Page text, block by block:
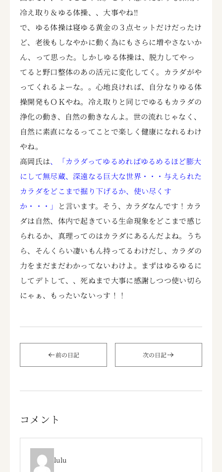
冷え取り＆ゆる体操、、大事やね!!
で、ゆる体操は寝ゆる黄金の３点セットだけだったけ
ど、老後もしなやかに動く為にもさらに増やさないか
ん、って思った。しかしゆる体操は、脱力してやっ
てると野口整体のあの活元に変化してく。カラダがや
ってくれるよーな。。心地良ければ、自分なりゆる体
操開発もＯＫやね。冷え取りと同じでゆるもカラダの
浄化の動き、自然の動きなんよ。世の流れじゃなく、
自然に素直になるってことで楽しく健康になれるわけ
やね。
高岡氏は、「カラダってゆるめればゆるめるほど膨大
にして無尽蔵、深遠なる巨大な世界・・・与えられた
カラダをどこまで掘り下げるか、使い尽くす
か・・・」
と言います。そう、カラダなんです！カラ
ダは自然、体内で起きている生命現象をどこまで感じ
られるか、真理ってのはカラダにあるんだよね。うち
ら、そんくらい凄いもん持ってるわけだし、カラダの
力をまだまだわかってないわけよ。まずはゆるゆるに
してデトして、、死ぬまで大事に感謝しつつ使い切ら
にゃぁ、もったいないっす！！
前の日記 次の日記
コメント
lulu